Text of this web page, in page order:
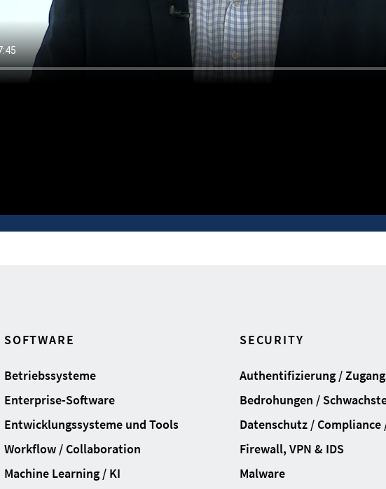
SOFTWARE
Betriebssysteme
Enterprise-Software
Entwicklungssysteme und Tools
Workflow / Collaboration
Machine Learning / KI
SECURITY
Authentifizierung /
Bedrohungen /
Datenschutz /
Firewall, VPN & IDS
Malware